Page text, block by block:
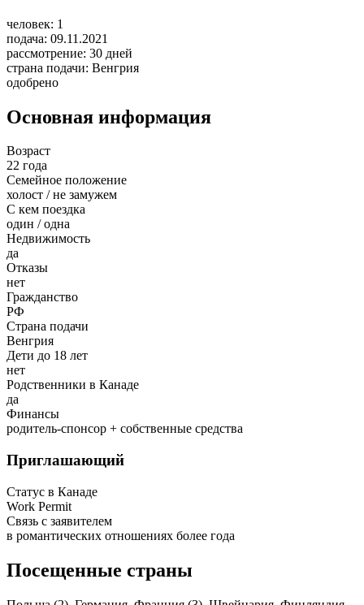
человек: 1
подача: 09.11.2021
рассмотрение: 30 дней
страна подачи: Венгрия
одобрено
Основная информация
Возраст
22 года
Семейное положение
холост / не замужем
С кем поездка
один / одна
Недвижимость
да
Отказы
нет
Гражданство
РФ
Страна подачи
Венгрия
Дети до 18 лет
нет
Родственники в Канаде
да
Финансы
родитель-спонсор + собственные средства
Приглашающий
Статус в Канаде
Work Permit
Связь с заявителем
в романтических отношениях более года
Посещенные страны